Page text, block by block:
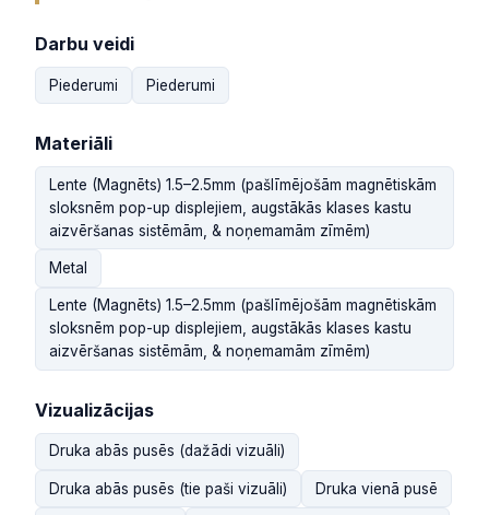
Darbu veidi
Piederumi Piederumi
Materiāli
Lente (Magnēts) 1.5–2.5mm (pašlīmējošām magnētiskām
sloksnēm pop-up displejiem, augstākās klases kastu
aizvēršanas sistēmām, & noņemamām zīmēm)
Metal
Lente (Magnēts) 1.5–2.5mm (pašlīmējošām magnētiskām
sloksnēm pop-up displejiem, augstākās klases kastu
aizvēršanas sistēmām, & noņemamām zīmēm)
Vizualizācijas
Druka abās pusēs (dažādi vizuāli)
Druka abās pusēs (tie paši vizuāli) Druka vienā pusē